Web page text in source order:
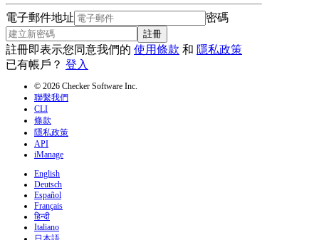
電子郵件地址 密碼
註冊
註冊即表示您同意我們的 使用條款 和 隱私政策
已有帳戶？ 登入
© 2026 Checker Software Inc.
聯繫我們
CLI
條款
隱私政策
API
iManage
English
Deutsch
Español
Français
हिन्दी
Italiano